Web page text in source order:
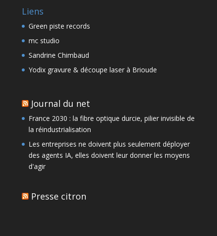
Liens
Green piste records
mc studio
Sandrine Chimbaud
Yodix gravure & découpe laser à Brioude
Journal du net
France 2030 : la fibre optique durcie, pilier invisible de
la réindustrialisation
Les entreprises ne doivent plus seulement déployer
des agents IA, elles doivent leur donner les moyens
d'agir
Presse citron